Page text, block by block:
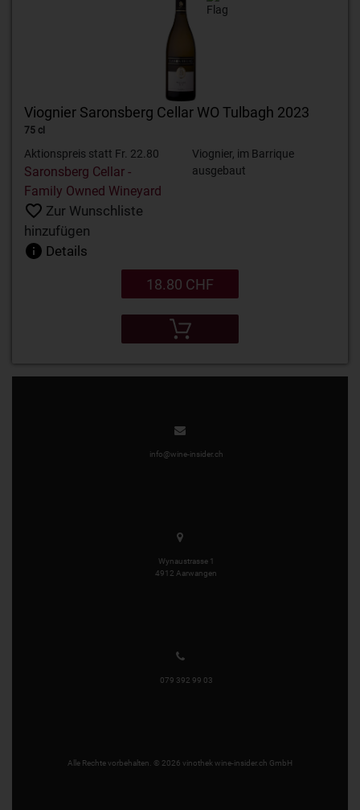
Viognier Saronsberg Cellar WO Tulbagh 2023
75 cl
Aktionspreis statt Fr. 22.80
Saronsberg Cellar -
Family Owned Wineyard
Viognier, im Barrique
ausgebaut
Zur Wunschliste
hinzufügen
Details
18.80 CHF
info@wine-insider.ch
Wynaustrasse 1
4912 Aarwangen
079 392 99 03
Alle Rechte vorbehalten. © 2026 vinothek wine-insider.ch GmbH